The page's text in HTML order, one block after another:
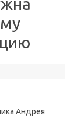
Андрея